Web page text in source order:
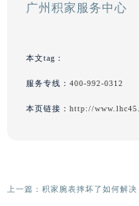
广州积家服务中心
本文tag：
服务专线： 400-992-0312
本页链接： http://
上一篇： 积家腕表摔坏了如何解决